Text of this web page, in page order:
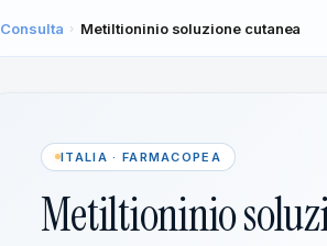
Consulta › Metiltioninio soluzione cutanea
ITALIA · FARMACOPEA
Metiltioninio